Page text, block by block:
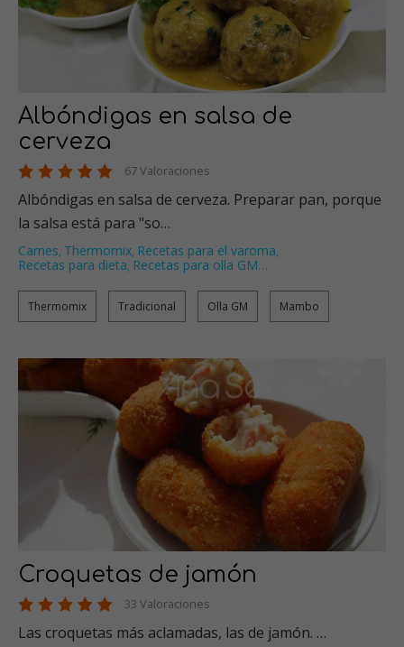
Albóndigas en salsa de
cerveza
67 Valoraciones
Albóndigas en salsa de cerveza. Preparar pan, porque
la salsa está para "so…
Carnes, Thermomix, Recetas para el varoma,
Recetas para dieta, Recetas para olla GM…
Thermomix Tradicional Olla GM Mambo
Croquetas de jamón
33 Valoraciones
Las croquetas más aclamadas, las de jamón. …